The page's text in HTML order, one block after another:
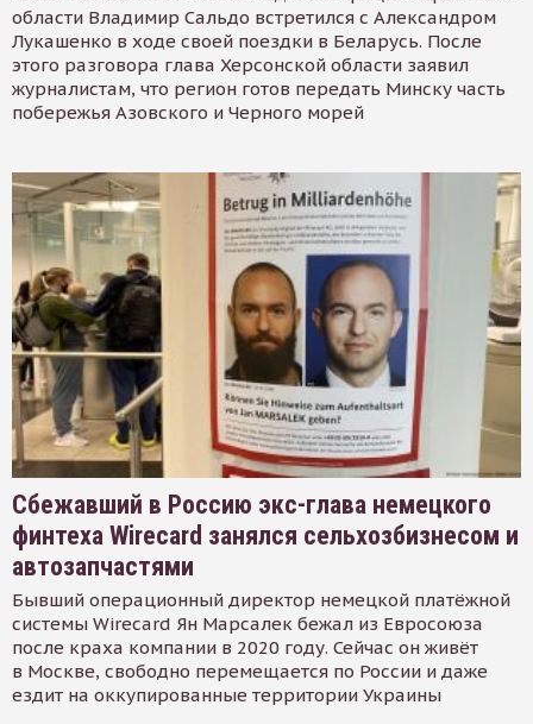
области Владимир Сальдо встретился с Александром
Лукашенко в ходе своей поездки в Беларусь. После
этого разговора глава Херсонской области заявил
журналистам, что регион готов передать Минску часть
побережья Азовского и Черного морей
Сбежавший в Россию экс-глава немецкого
финтеха Wirecard занялся сельхозбизнесом и
автозапчастями
Бывший операционный директор немецкой платёжной
системы Wirecard Ян Марсалек бежал из Евросоюза
после краха компании в 2020 году. Сейчас он живёт
в Москве, свободно перемещается по России и даже
ездит на оккупированные территории Украины